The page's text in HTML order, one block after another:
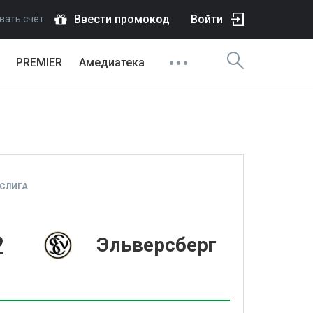
счёт Ввести промокод Войти
PREMIER Амедиатека
Эльверсберг